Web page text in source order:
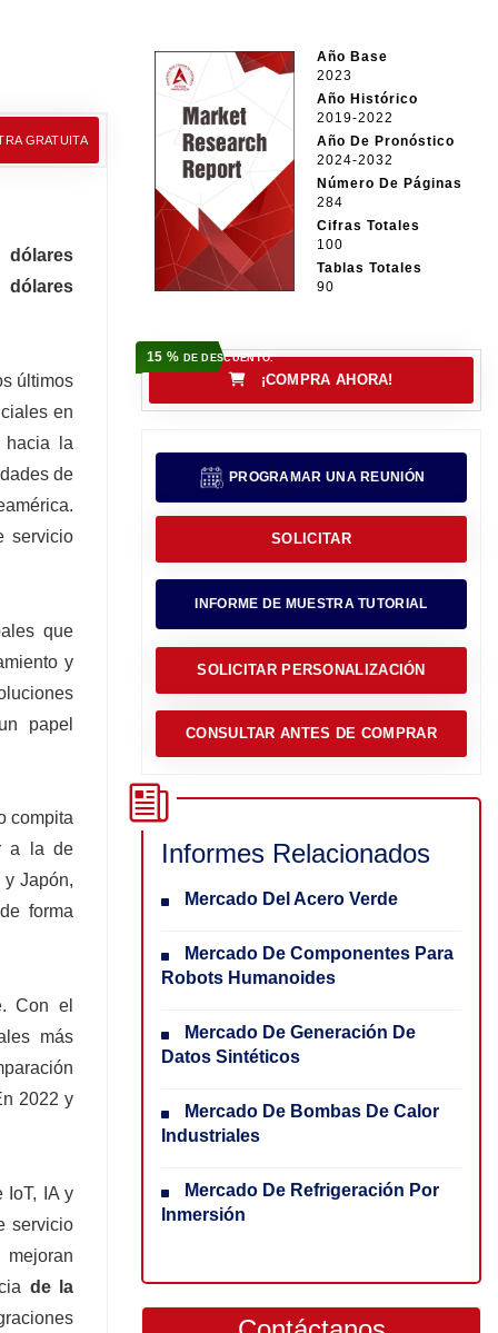
GRATUITA
dólares
dólares
últimos
en
hacia la
de
servicio
que
y
papel
compita
a la de
Japón,
forma
Con el
más
2022 y
IoT, IA y
servicio
de la
Año Base
2023
Año Histórico
2019-2022
Año De Pronóstico
2024-2032
Número De Páginas
284
Cifras Totales
100
Tablas Totales
90
15 % DE DESCUENTO.
¡COMPRA AHORA!
PROGRAMAR UNA REUNIÓN
SOLICITAR
INFORME DE MUESTRA TUTORIAL
SOLICITAR PERSONALIZACIÓN
CONSULTAR ANTES DE COMPRAR
Informes Relacionados
Mercado Del Acero Verde
Mercado De Componentes Para
Robots Humanoides
Mercado De Generación De
Datos Sintéticos
Mercado De Bombas De Calor
Industriales
Mercado De Refrigeración Por
Inmersión